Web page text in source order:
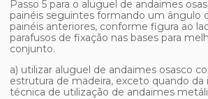
Passo 5 para o aluguel de andaimes
painéis seguintes formando um ângulo
painéis anteriores, conforme figura ao
parafusos de fixação nas bases para
conjunto.
a) utilizar aluguel de andaimes osasco
estrutura de madeira, exceto quando da
técnica de utilização de andaimes